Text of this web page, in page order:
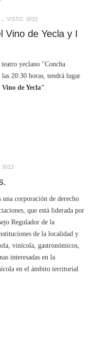
VISTO: 3033
Vino de Yecla y I
yeclano "Concha
20:30 horas, tendrá lugar
de Yecla"
3013
corporación de derecho
que está liderada por
Regulador de la
de la localidad y
vinícola, gastronómicos,
interesadas en la
en el ámbito territorial